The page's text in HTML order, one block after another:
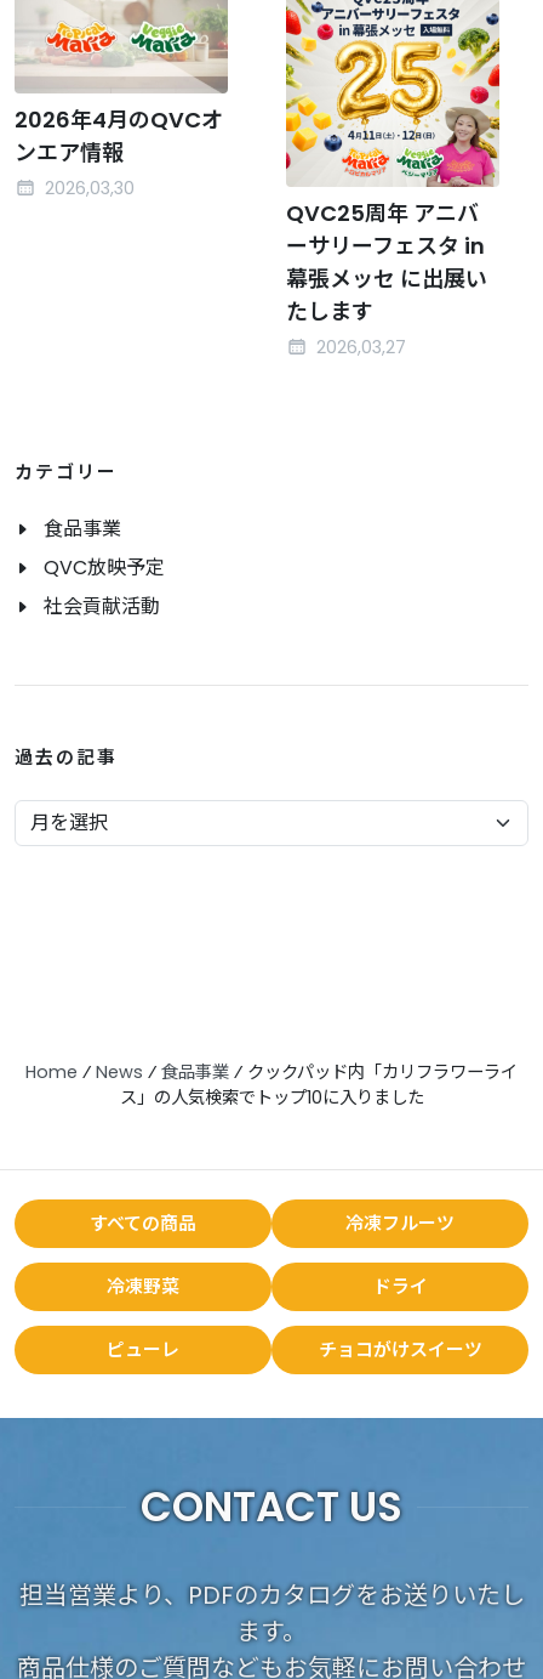
2026年4月のQVCオ
ンエア情報
2026,03,30
QVC25周年 アニバ
ーサリーフェスタ in
幕張メッセ に出展い
たします
2026,03,27
カテゴリー
食品事業
QVC放映予定
社会貢献活動
過去の記事
Home ⁄ News ⁄ 食品事業 ⁄ クックパッド内「カリフラワーライ
ス」の人気検索でトップ10に入りました
すべての商品 冷凍フルーツ
冷凍野菜 ドライ
ピューレ チョコがけスイーツ
CONTACT US
担当営業より、PDFのカタログをお送りいたし
ます。
商品仕様のご質問などもお気軽にお問い合わせ